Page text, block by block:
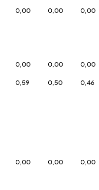
0,00 0,00 0,00
0,00 0,00 0,00
0,59 0,50 0,46
0,00 0,00 0,00